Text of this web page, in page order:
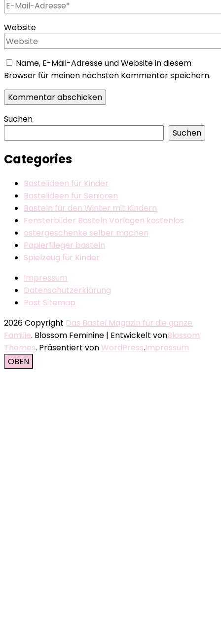
Website
Name, E-Mail-Adresse und Website in diesem
Browser für meinen nächsten Kommentar speichern.
Suchen
Suchen
Categories
Bastelideen für Kinder
Bastelideen für Senioren
Basteln für den Winter mit Kindern
Fensterbilder Basteln Vorlagen kostenlos
ostergeschenke selber machen
Papierflieger basteln
Spielzeug für Kinder
Impressum
Datenschutzerklärung
Post Sitemap
2026 Copyright Das Bastel Magazin für die ganze
Familie. Blossom Feminine | Entwickelt vonBlossom
Themes. Präsentiert vonWordPress.Impressum
OBEN